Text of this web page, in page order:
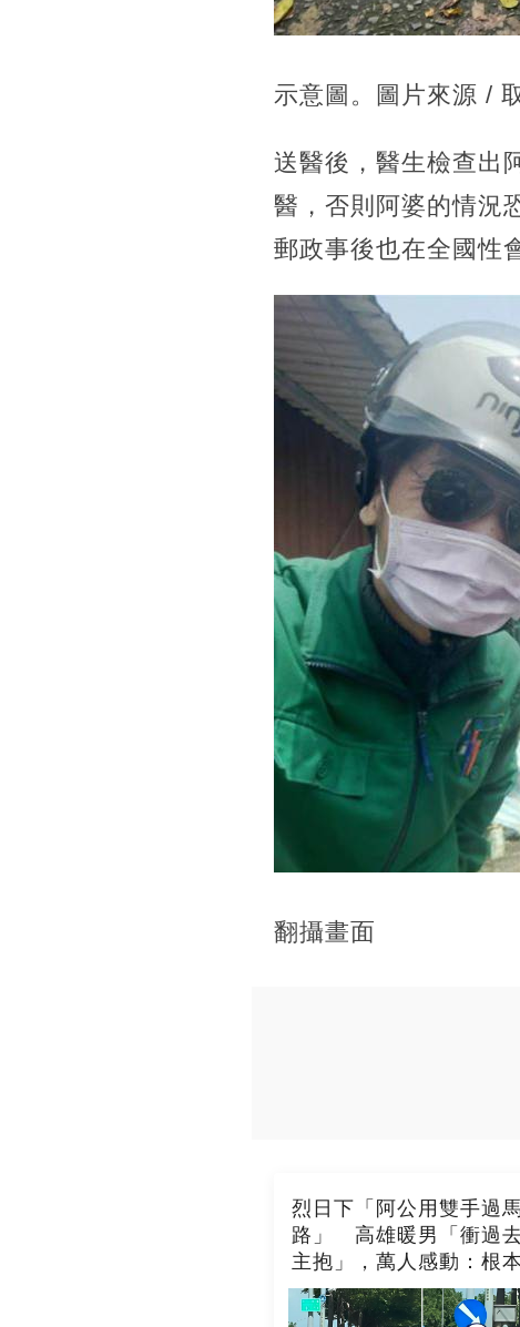
示意圖。圖片來源 /
送醫後，醫生檢查出
醫，否則阿婆的情況
郵政事後也在全國性
翻攝畫面
烈日下「阿公用雙手過馬
路」 高雄暖男「衝過
主抱」，萬人感動：根
了一條人命！